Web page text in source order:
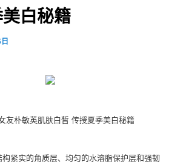
白秘籍
友朴敏英肌肤白皙 传授夏季美白秘籍
紧实的角质层、均匀的水溶脂保护层和强韧